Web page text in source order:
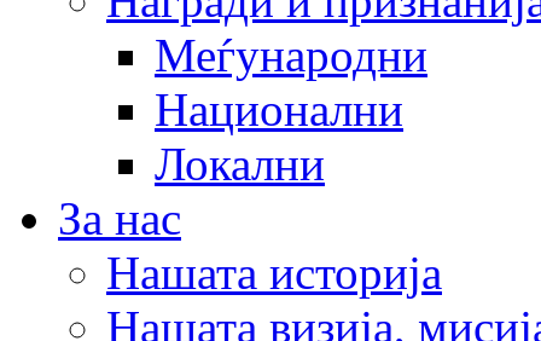
Меѓународни
Национални
Локални
За нас
Нашата историја
Нашата визија,